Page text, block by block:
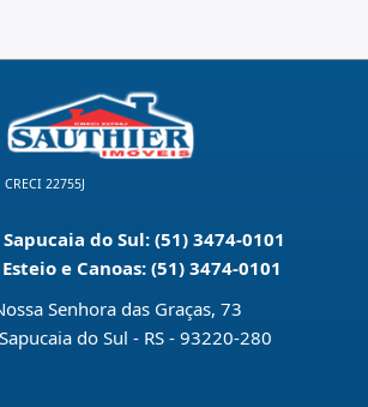
CRECI 22755J
Sapucaia do Sul: (51) 3474-0101
e Canoas: (51) 3474-0101
Senhora das Graças, 73
do Sul - RS - 93220-280